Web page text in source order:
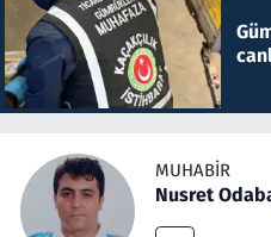
MUHABIR
Nusret